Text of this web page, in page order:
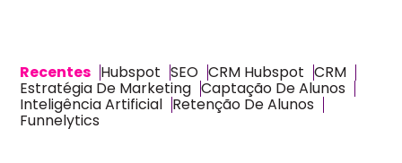
Recentes Hubspot SEO CRM Hubspot CRM
Estratégia De Marketing Captação De Alunos
Inteligência Artificial Retenção De Alunos
Funnelytics